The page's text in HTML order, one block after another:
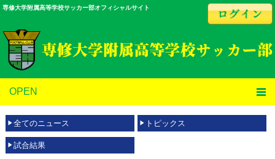
専修大学附属高等学校サッカー部オフィシャルサイト
OPEN
全てのニュース トピックス
試合結果